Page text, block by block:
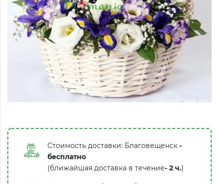
Стоимость доставки: Благовещенск -
бесплатно
(ближайшая доставка в течение- 2 ч.)